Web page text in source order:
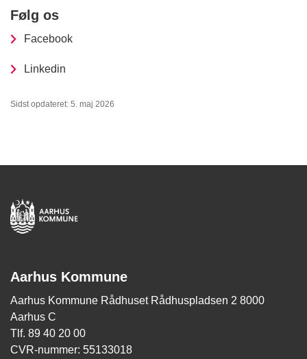
Følg os
Facebook
Linkedin
Sidst opdateret: 5. maj 2026
Aarhus Kommune
Aarhus Kommune Rådhuset Rådhuspladsen 2 8000
Aarhus C
Tlf. 89 40 20 00
CVR-nummer: 55133018